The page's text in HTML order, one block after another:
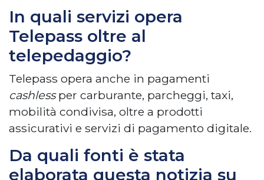
In quali servizi opera
Telepass oltre al
telepedaggio?
Telepass opera anche in pagamenti
cashlessper carburante, parcheggi, taxi,
mobilità condivisa, oltre a prodotti
assicurativi e servizi di pagamento digitale.
Da quali fonti è stata
elaborata questa notizia su